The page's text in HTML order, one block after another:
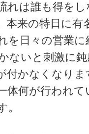
れは誰も得を
本来の特日に有
を日々の営業
ないと刺激に
付かなくなり
体何が行われ
。